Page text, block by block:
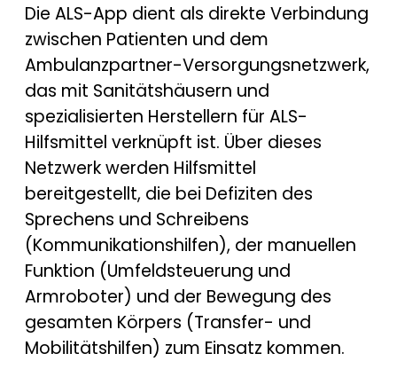
Die ALS-App dient als direkte Verbindung
zwischen Patienten und dem
Ambulanzpartner-Versorgungsnetzwerk,
das mit Sanitätshäusern und
spezialisierten Herstellern für ALS-
Hilfsmittel verknüpft ist. Über dieses
Netzwerk werden Hilfsmittel
bereitgestellt, die bei Defiziten des
Sprechens und Schreibens
(Kommunikationshilfen), der manuellen
Funktion (Umfeldsteuerung und
Armroboter) und der Bewegung des
gesamten Körpers (Transfer- und
Mobilitätshilfen) zum Einsatz kommen.